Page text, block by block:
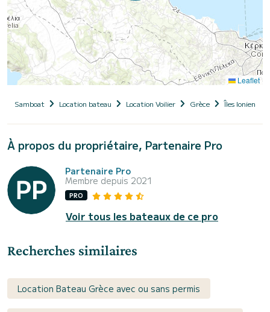
Leaflet
Samboat Location bateau Location Voilier Grèce Îles Ioniennes
À propos du propriétaire, Partenaire Pro
Partenaire Pro
Membre depuis 2021
PRO
Voir tous les bateaux de ce pro
Recherches similaires
Location Bateau Grèce avec ou sans permis